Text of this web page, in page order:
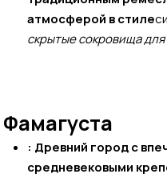
атмосферой в стиле
скрытые сокровища
Фамагуста
: Древний город с
средневековыми